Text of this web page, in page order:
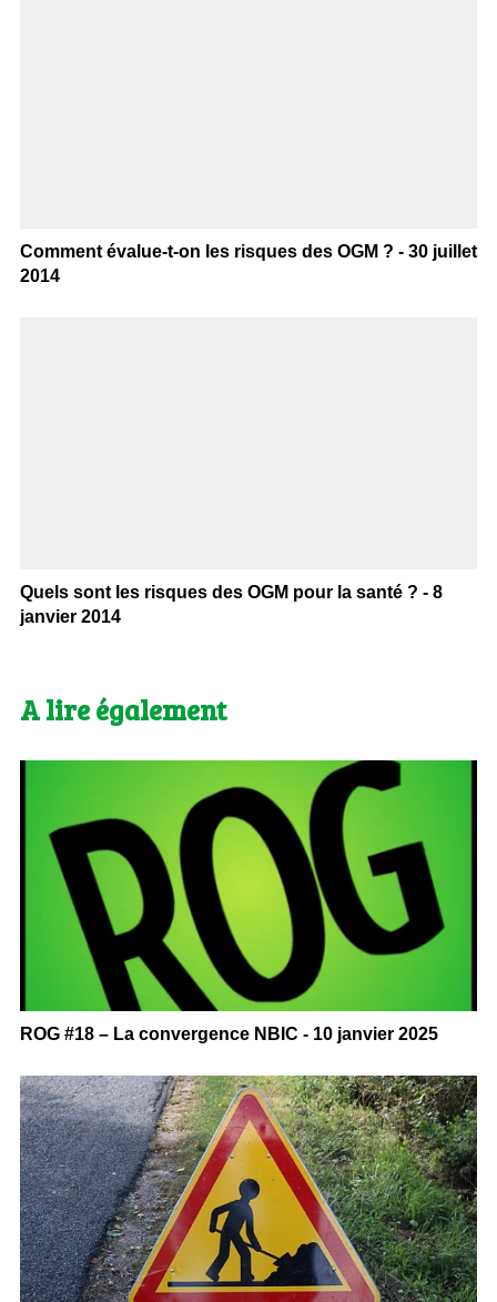
Comment évalue-t-on les risques des OGM ? - 30 juillet
2014
Quels sont les risques des OGM pour la santé ? - 8
janvier 2014
A lire également
ROG #18 – La convergence NBIC - 10 janvier 2025